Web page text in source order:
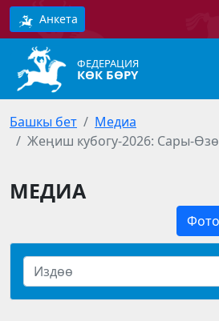
Анкета
ФЕДЕРАЦИЯ
КӨК БӨРҮ
Башкы бет
Медиа
Жеңиш кубогу-2026: Сары-
МЕДИА
Фото